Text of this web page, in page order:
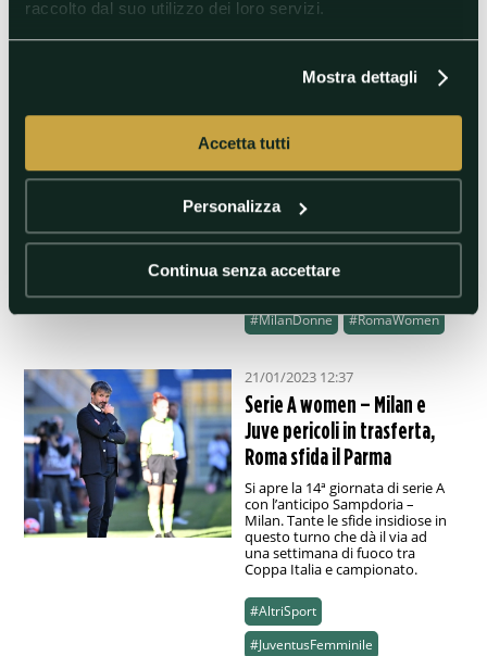
raccolto dal suo utilizzo dei loro servizi.
Mostra dettagli
Accetta tutti
Personalizza
Continua senza accettare
scontri diretti: la Roma gioca a
Milan contro la Viola, per la Juve
#ChievoVerona
#ChievoVeronavJuventus
#CoppaItalia
#CoppaItaliaWomen
#MilanDonne
#RomaWomen
21/01/2023 12:37
Serie A women – Milan e
Juve pericoli in trasferta,
Roma sfida il Parma
Si apre la 14ª giornata di serie A
con l’anticipo Sampdoria –
Milan. Tante le sfide insidiose in
questo turno che dà il via ad
una settimana di fuoco tra
Coppa Italia e campionato.
#AltriSport
#JuventusFemminile